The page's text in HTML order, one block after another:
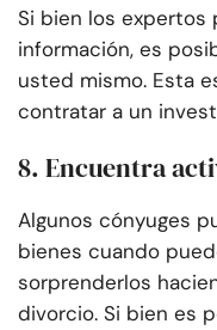
Si bien los expertos
información, es
usted mismo. Esta
contratar a un
8. Encuentra
Algunos cónyuges
bienes cuando
sorprenderlos
divorcio. Si bien es